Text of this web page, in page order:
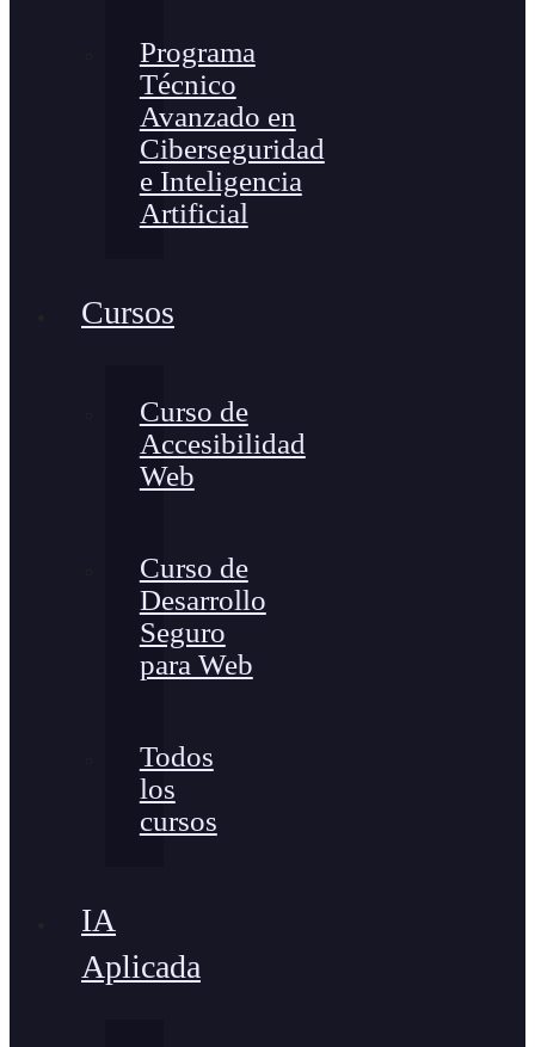
Programa
Técnico
Avanzado en
Ciberseguridad
e Inteligencia
Artificial
Cursos
Curso de
Accesibilidad
Web
Curso de
Desarrollo
Seguro
para Web
Todos
los
cursos
IA
Aplicada